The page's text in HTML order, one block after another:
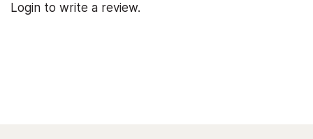
Login to write a review.